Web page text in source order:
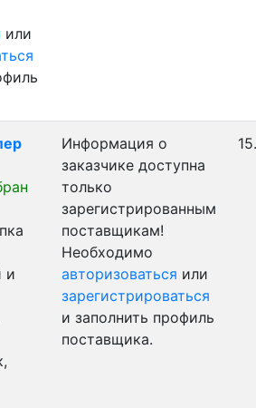
или
и
Информация о
заказчике доступна
только
зарегистрированным
поставщикам!
Необходимо
авторизоваться или
зарегистрироваться
и заполнить профиль
поставщика.